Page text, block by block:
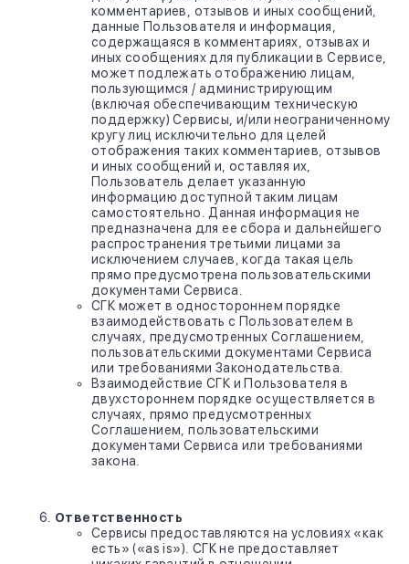
комментариев, отзывов и иных сообщений,
данные Пользователя и информация,
содержащаяся в комментариях, отзывах и
иных сообщениях для публикации в Сервисе,
может подлежать отображению лицам,
пользующимся / администрирующим
(включая обеспечивающим техническую
поддержку) Сервисы, и/или неограниченному
кругу лиц исключительно для целей
отображения таких комментариев, отзывов
и иных сообщений и, оставляя их,
Пользователь делает указанную
информацию доступной таким лицам
самостоятельно. Данная информация не
предназначена для ее сбора и дальнейшего
распространения третьими лицами за
исключением случаев, когда такая цель
прямо предусмотрена пользовательскими
документами Сервиса.
СГК может в одностороннем порядке
взаимодействовать с Пользователем в
случаях, предусмотренных Соглашением,
пользовательскими документами Сервиса
или требованиями Законодательства.
Взаимодействие СГК и Пользователя в
двухстороннем порядке осуществляется в
случаях, прямо предусмотренных
Соглашением, пользовательскими
документами Сервиса или требованиями
закона.
Ответственность
Сервисы предоставляются на условиях «как
есть» («as is»). СГК не предоставляет